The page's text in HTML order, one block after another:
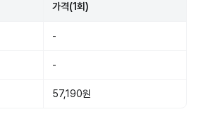
가격(1회)
-
-
57,190원